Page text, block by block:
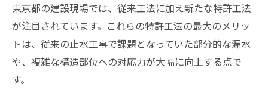
東京都の建設現場では、従来工法に加え新たな特許工法
が注目されています。これらの特許工法の最大のメリッ
トは、従来の止水工事で課題となっていた部分的な漏水
や、複雑な構造部位への対応力が大幅に向上する点で
す。